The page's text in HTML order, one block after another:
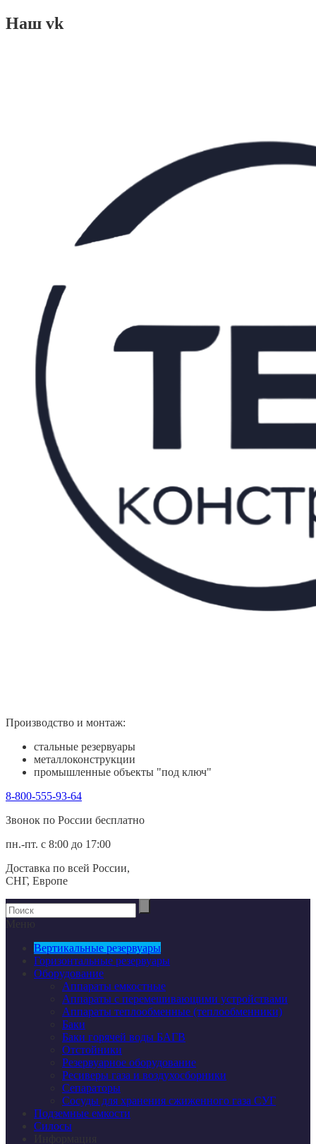
Наш vk
Производство и монтаж:
стальные резервуары
металлоконструкции
промышленные объекты "под ключ"
8-800-555-93-64
Звонок по России беcплатно
пн.-пт. с 8:00 до 17:00
Доставка по всей России,
СНГ, Европе
Вертикальные резервуары
Горизонтальные резервуары
Оборудование
Аппараты емкостные
Аппараты с перемешивающими устройствами
Аппараты теплообменные (теплообменники)
Баки
Баки горячей воды БАГВ
Отстойники
Резервуарное оборудование
Ресиверы газа и воздухосборники
Сепараторы
Сосуды для хранения сжиженного газа СУГ
Подземные емкости
Силосы